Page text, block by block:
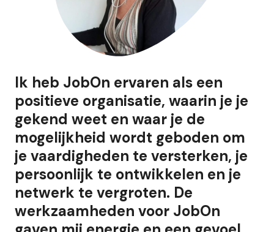
Ik heb JobOn ervaren als een
positieve organisatie, waarin je je
gekend weet en waar je de
mogelijkheid wordt geboden om
je vaardigheden te versterken, je
persoonlijk te ontwikkelen en je
netwerk te vergroten. De
werkzaamheden voor JobOn